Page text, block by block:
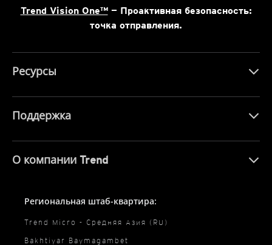
Trend Vision One™— Проактивная безопасность:
точка отправления.
Ресурсы
Поддержка
О компании Trend
Региональная штаб-квартира:
Trend Micro - Средняя Азия (RU)
Bakhtiyar Baymagambet